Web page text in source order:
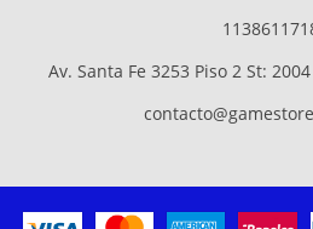
Av. Santa Fe 3253 Piso 2 St: